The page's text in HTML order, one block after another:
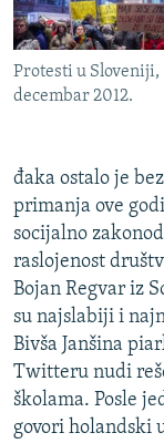
Protesti u Sloveniji,
decembar 2012.
đaka ostalo je
primanja ove
socijalno
raslojenost
Bojan Regvar iz
su najslabiji i
Bivša Janšina
Twitteru nudi
školama. Posle
govori holandski